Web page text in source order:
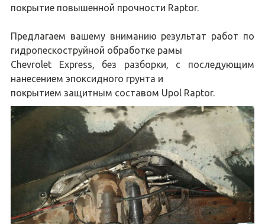
покрытие повышенной прочности Raptor.
Предлагаем вашему вниманию результат работ по
гидропескоструйной обработке рамы
Chevrolet Express, без разборки, с последующим
нанесением эпоксидного грунта и
покрытием защитным составом Upol Raptor.